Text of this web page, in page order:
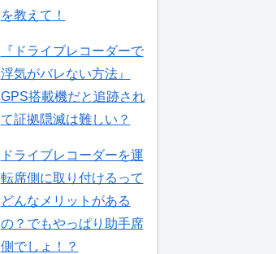
を教えて！
『ドライブレコーダーで
浮気がバレない方法』
GPS搭載機だと追跡され
て証拠隠滅は難しい？
ドライブレコーダーを運
転席側に取り付けるって
どんなメリットがある
の？でもやっぱり助手席
側でしょ！？